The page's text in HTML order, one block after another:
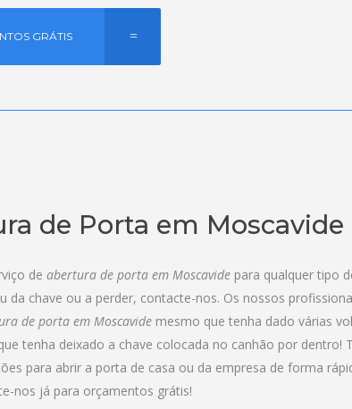
GRÁTIS
de Porta em Moscavide
de abertura de porta em Moscavide para qualquer tipo
da chave ou a perder, contacte-nos. Os nossos
de porta em Moscavide mesmo que tenha dado várias
tenha deixado a chave colocada no canhão por dentro!
para abrir a porta de casa ou da empresa de forma
nos já para orçamentos grátis!